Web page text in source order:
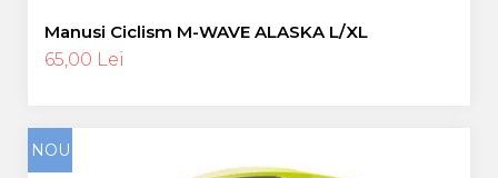
Manusi Ciclism M-WAVE ALASKA L/XL
65,00 Lei
NOU